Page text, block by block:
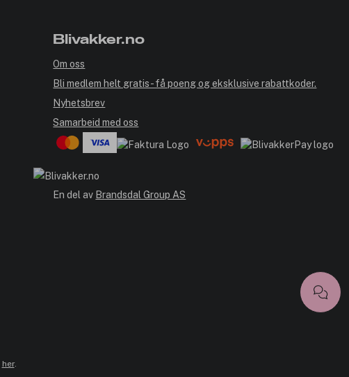
Blivakker.no
Om oss
Bli medlem helt gratis - få poeng og eksklusive rabattkoder.
Nyhetsbrev
Samarbeid med oss
En del av Brandsdal Group AS
her.